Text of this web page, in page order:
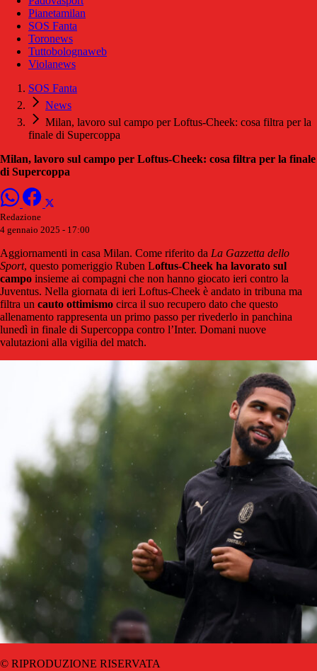
Pianetamilan
SOS Fanta
Toronews
Tuttobolognaweb
Violanews
SOS Fanta
News
Milan, lavoro sul campo per Loftus-Cheek: cosa filtra per la
finale di Supercoppa
Milan, lavoro sul campo per Loftus-Cheek: cosa filtra per la finale
di Supercoppa
Redazione
4 gennaio 2025 - 17:00
Aggiornamenti in casa Milan. Come riferito da La Gazzetta dello
Sport, questo pomeriggio Ruben Loftus-Cheek ha lavorato sul
campo insieme ai compagni che non hanno giocato ieri contro la
Juventus. Nella giornata di ieri Loftus-Cheek è andato in tribuna ma
filtra un cauto ottimismo circa il suo recupero dato che questo
allenamento rappresenta un primo passo per rivederlo in panchina
lunedì in finale di Supercoppa contro l’Inter. Domani nuove
valutazioni alla vigilia del match.
© RIPRODUZIONE RISERVATA